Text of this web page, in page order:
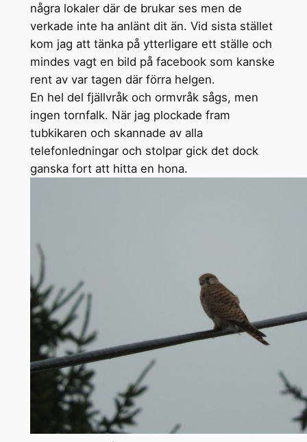
några lokaler där de brukar ses men de
verkade inte ha anlänt dit än. Vid sista stället
kom jag att tänka på ytterligare ett ställe och
mindes vagt en bild på facebook som kanske
rent av var tagen där förra helgen.
En hel del fjällvråk och ormvråk sågs, men
ingen tornfalk. När jag plockade fram
tubkikaren och skannade av alla
telefonledningar och stolpar gick det dock
ganska fort att hitta en hona.